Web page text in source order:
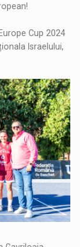
Cup 2024
Israelului,